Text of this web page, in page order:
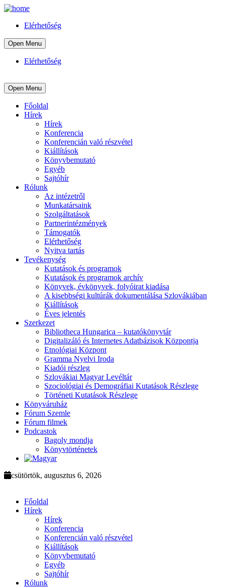
Elérhetőség
Open Menu
Elérhetőség
Open Menu
Főoldal
Hírek
Hírek
Konferencia
Konferencián való részvétel
Kiállítások
Könyvbemutató
Egyéb
Sajtóhír
Rólunk
Az intézetről
Munkatársaink
Szolgáltatások
Partnerintézmények
Támogatók
Elérhetőség
Nyitva tartás
Tevékenység
Kutatások és programok
Kutatások és programok archív
Könyvek, évkönyvek, folyóirat kiadása
A kisebbségi kultúrák dokumentálása Szlovákiában
Kiállítások
Éves jelentés
Szerkezet
Bibliotheca Hungarica – kutatókönyvtár
Digitalizáló és Internetes Adatbázisok Központja
Etnológiai Központ
Gramma Nyelvi Iroda
Kiadói részleg
Szlovákiai Magyar Levéltár
Szociológiai és Demográfiai Kutatások Részlege
Történeti Kutatások Részlege
Könyváruház
Fórum Szemle
Fórum filmek
Podcastok
Bagoly mondja
Könyvtörténetek
csütörtök, augusztus 6, 2026
Főoldal
Hírek
Hírek
Konferencia
Konferencián való részvétel
Kiállítások
Könyvbemutató
Egyéb
Sajtóhír
Rólunk